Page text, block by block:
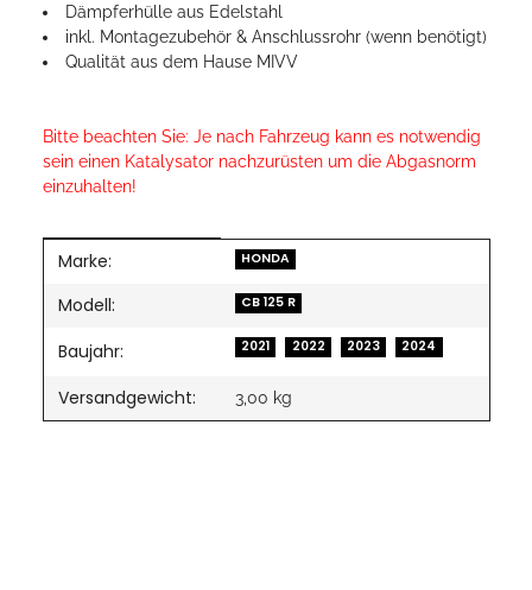
Dämpferhülle aus Edelstahl
inkl. Montagezubehör & Anschlussrohr (wenn benötigt)
Qualität aus dem Hause MIVV
Bitte beachten Sie: Je nach Fahrzeug kann es notwendig
sein einen Katalysator nachzurüsten um die Abgasnorm
einzuhalten!
Produkteigenschaft
Wert
Marke: HONDA
Modell: CB 125 R
Baujahr: 2021 2022 2023 2024
Versandgewicht: 3,00 kg